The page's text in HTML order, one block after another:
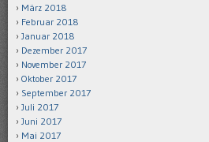
März 2018
Februar 2018
Januar 2018
Dezember 2017
November 2017
Oktober 2017
September 2017
Juli 2017
Juni 2017
Mai 2017